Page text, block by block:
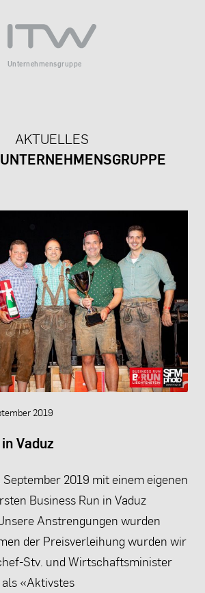
Unternehmensgruppe
AKTUELLES
2019
Vaduz
2019 mit einem eigenen
Business Run in Vaduz
Anstrengungen wurden
der Preisverleihung wurden wir
Stv. und Wirtschaftsminister
«Aktivstes